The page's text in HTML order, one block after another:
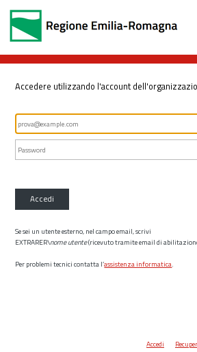
Accedere utilizzando l'account
Accedi
Se sei un utente esterno, nel campo email, scrivi
EXTRARER\nome utente(ricevuto tramite email di
Per problemi tecnici contatta l’assistenza informatica.
Accedi